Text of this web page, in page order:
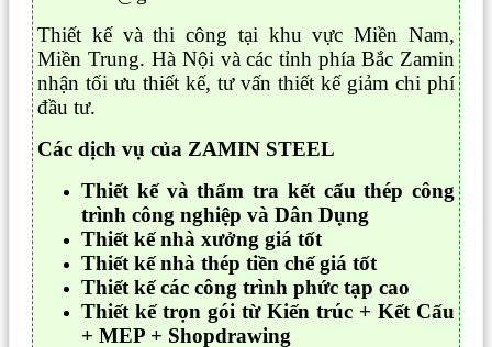
Thiết kế và thi công tại khu vực Miền Nam,
Miền Trung. Hà Nội và các tỉnh phía Bắc Zamin
nhận tối ưu thiết kế, tư vấn thiết kế giảm chi phí
đầu tư.
Các dịch vụ của ZAMIN STEEL
Thiết kế và thẩm tra kết cấu thép công
trình công nghiệp và Dân Dụng
Thiết kế nhà xưởng giá tốt
Thiết kế nhà thép tiền chế giá tốt
Thiết kế các công trình phức tạp cao
Thiết kế trọn gói từ Kiến trúc + Kết Cấu
+ MEP + Shopdrawing